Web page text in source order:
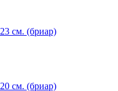
см. (бриар)
см. (бриар)